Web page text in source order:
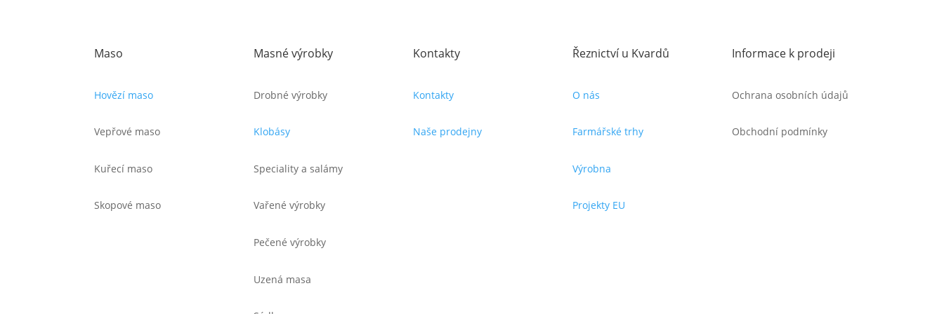
Maso
Hovězí maso
Vepřové maso
Kuřecí maso
Skopové maso
Masné výrobky
Drobné výrobky
Klobásy
Speciality a salámy
Vařené výrobky
Pečené výrobky
Uzená masa
Kontakty
Kontakty
Naše prodejny
Řeznictví u Kvardů
O nás
Farmářské trhy
Výrobna
Projekty EU
Informace k prodeji
Ochrana osobních údajů
Obchodní podmínky